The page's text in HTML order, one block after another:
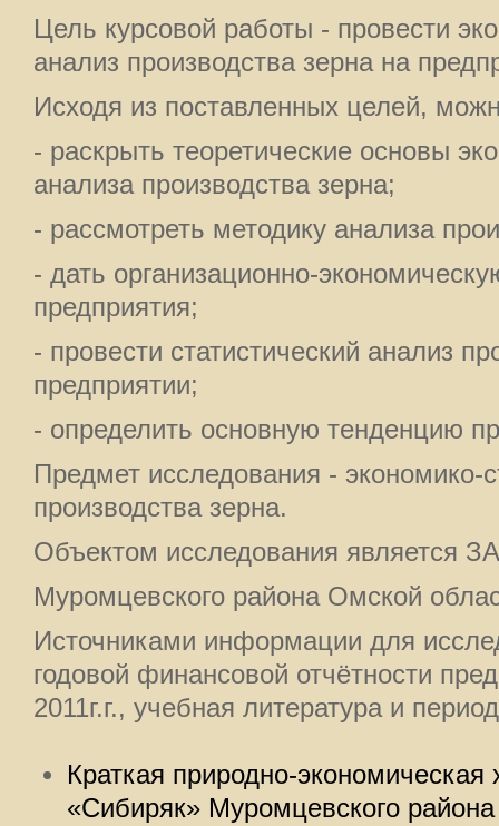
Цель курсовой работы - провести
анализ производства зерна на
Исходя из поставленных целей,
- раскрыть теоретические основы
анализа производства зерна;
- рассмотреть методику анализа
- дать организационно-
предприятия;
- провести статистический анализ
предприятии;
- определить основную тенденцию
Предмет исследования - экономико-
производства зерна.
Объектом исследования является
Муромцевского района Омской
Источниками информации для
годовой финансовой отчётности
2011г.г., учебная литература и
Краткая природно-
«Сибиряк» Муромцевского